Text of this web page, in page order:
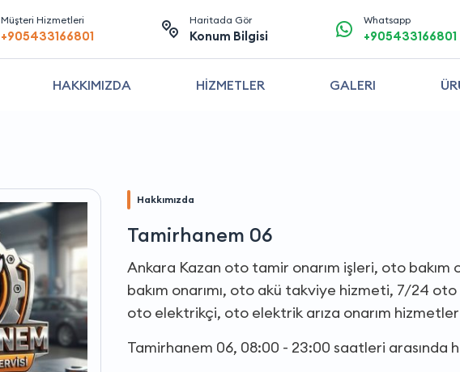
Müşteri Hizmetleri
+905433166801
Haritada Gör
Konum Bilgisi
Whatsapp
+905433166801
HAKKIMIZDA HİZMETLER GALERI
Hakkımızda
Tamirhanem 06
Ankara Kazan oto tamir onarım işleri, oto
bakım onarımı, oto akü takviye hizmeti, 7/24
oto elektrikçi, oto elektrik arıza onarım
Tamirhanem 06, 08:00 - 23:00 saatleri arasında